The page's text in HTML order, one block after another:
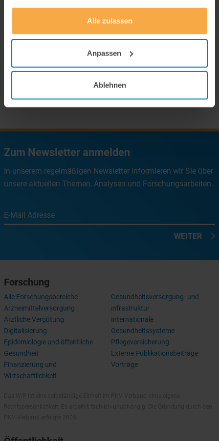
gesammelt haben.
Alle zulassen
Anpassen
Ablehnen
Wissenschaft kompakt
Zum Newsletter anmelden
In unserem regelmäßigen Newsletter informieren wir Sie über
unsere aktuellen Themen, Analysen und Forschungsarbeiten.
E-Mail Adresse
WEITER
Forschung
Alle Forschungsbereiche
Arzneimittelversorgung
Ärztliche Vergütung
Digitalisierung
Epidemiologie und öffentliche
Gesundheit
Finanzierung und
Wirtschaftlichkeit
Gesundheitsversorgung- und
infrastruktur
Internationale
Gesundheitssysteme
Pflegeversicherung
Externe Publikationsbeiträge
Vorträge